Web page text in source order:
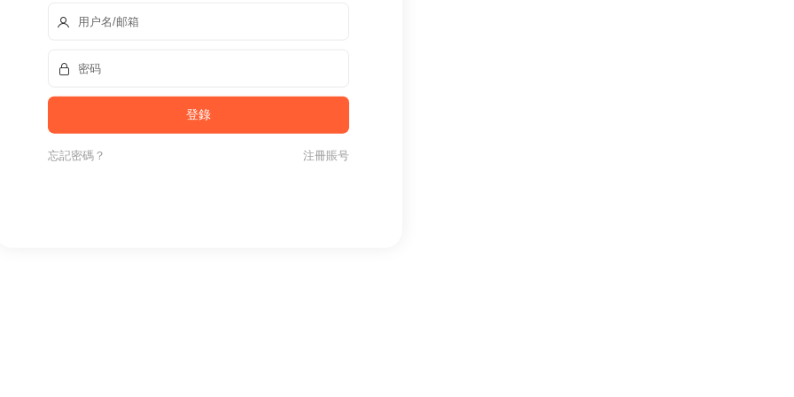
忘記密碼？ 注冊賬号